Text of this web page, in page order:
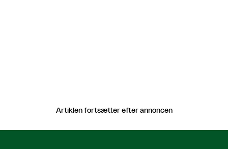
Artiklen fortsætter efter annoncen